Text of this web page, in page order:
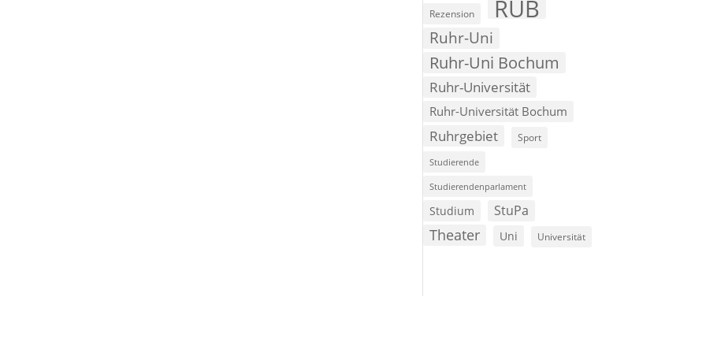
Rezension RUB
Ruhr-Uni
Ruhr-Uni Bochum
Ruhr-Universität
Ruhr-Universität Bochum
Ruhrgebiet Sport
Studierende
Studierendenparlament
Studium StuPa
Theater Uni Universität